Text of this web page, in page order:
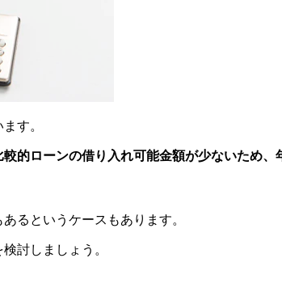
す。
的ローンの借り入れ可能金額が少ないため
るというケースもあります。
討しましょう。